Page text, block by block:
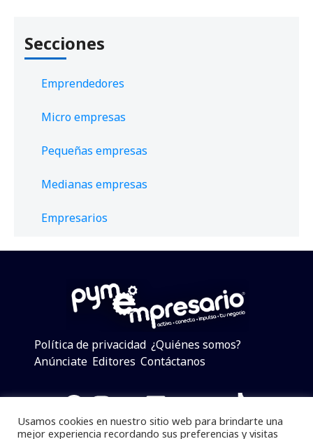
Secciones
Emprendedores
Micro empresas
Pequeñas empresas
Medianas empresas
Empresarios
Política de privacidad ¿Quiénes somos?
Anúnciate Editores Contáctanos
Facebook
Instagram
Twitter
LinkedIn
Telegram
YouTube
TikTok
Usamos cookies en nuestro sitio web para brindarte una
mejor experiencia recordando sus preferencias y visitas